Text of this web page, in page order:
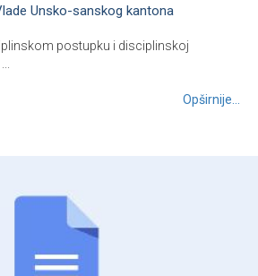
Unsko-sanskog kantona
postupku i disciplinskoj
Opširnije...